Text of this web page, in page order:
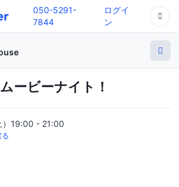
050-5291-
7844
ログイ
ン
ービーナイト！
19:00 - 21:00